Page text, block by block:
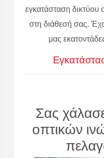
εγκατάσταση δικτύου
στη διάθεσή σας.
μας
Σας
οπτικών